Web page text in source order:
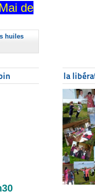
de
huiles
la